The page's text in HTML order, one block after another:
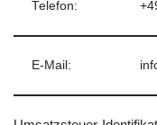
Telefon:
E-Mail: